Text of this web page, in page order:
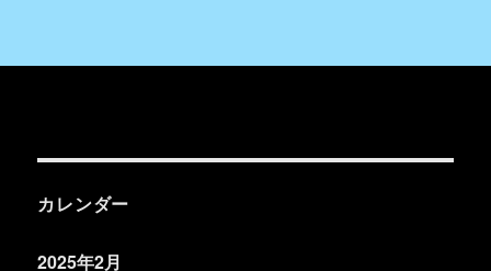
カレンダー
2025年2月